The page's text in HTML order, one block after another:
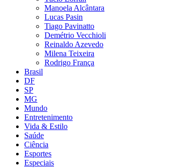
Manoela Alcântara
Lucas Pasin
Tiago Pavinatto
Demétrio Vecchioli
Reinaldo Azevedo
Milena Teixeira
Rodrigo França
Brasil
DF
SP
MG
Mundo
Entretenimento
Vida & Estilo
Saúde
Ciência
Esportes
Especiais